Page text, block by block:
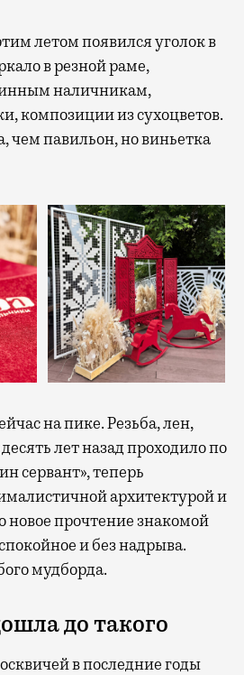
летом появился уголок в
в резной раме,
наличникам,
композиции из сухоцветов.
чем павильон, но виньетка
на пике. Резьба, лен,
лет назад проходило по
сервант», теперь
архитектурой и
новое прочтение знакомой
и без надрыва.
мудборда.
до такого
в последние годы